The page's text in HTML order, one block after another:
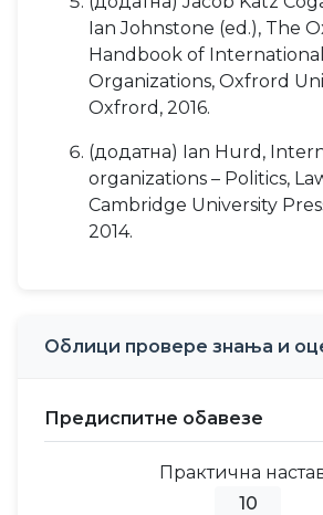
Ian Johnstone (ed.), The
Handbook of International
Organizations, Oxfrord
Oxfrord, 2016.
(додатна) Ian Hurd,
organizations – Politics,
Cambridge University
2014.
Облици провере знања и
Предиспитне обавезе
Практична
10